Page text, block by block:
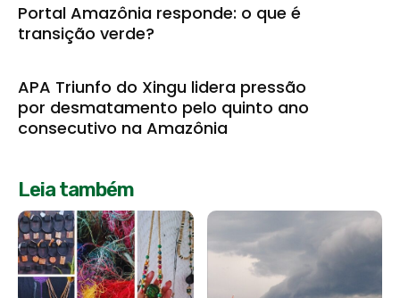
Portal Amazônia responde: o que é
transição verde?
APA Triunfo do Xingu lidera pressão
por desmatamento pelo quinto ano
consecutivo na Amazônia
Leia também